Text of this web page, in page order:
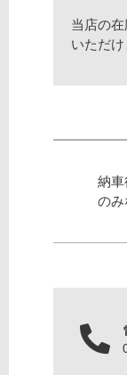
当店の
いただけ
納
の